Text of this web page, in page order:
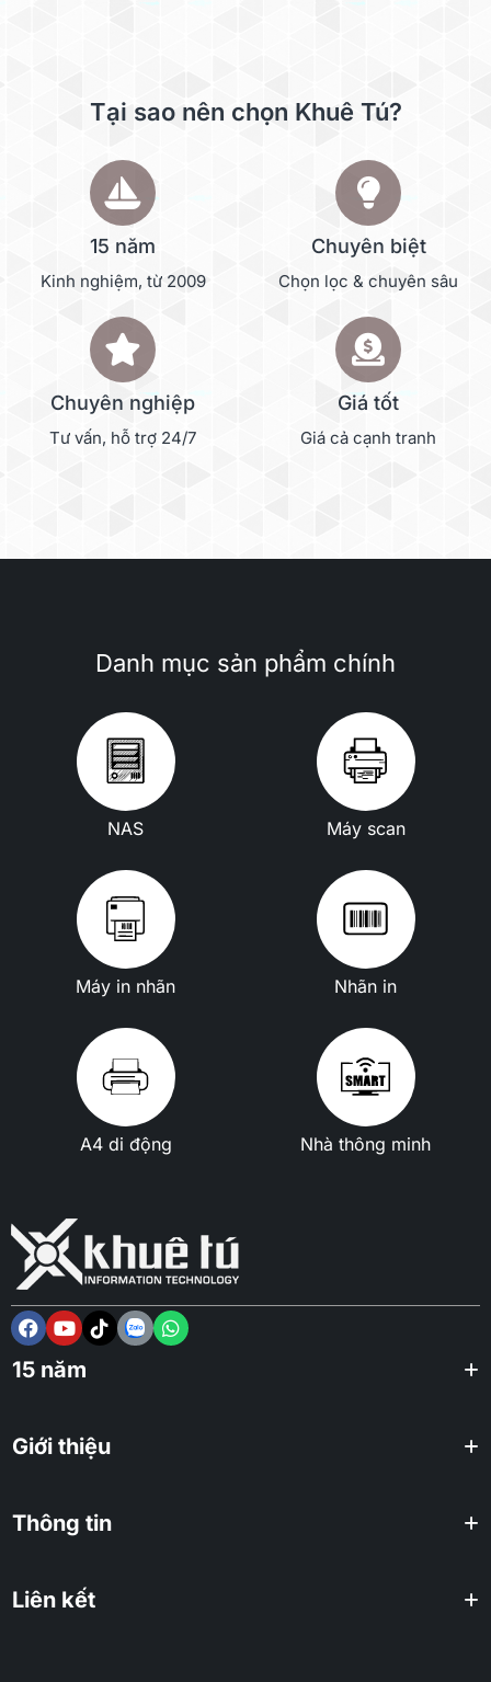
Tại sao nên chọn Khuê Tú?
15 năm
Kinh nghiệm, từ 2009
Chuyên biệt
Chọn lọc & chuyên sâu
Chuyên nghiệp
Tư vấn, hỗ trợ 24/7
Giá tốt
Giá cả cạnh tranh
Danh mục sản phẩm chính
NAS Máy scan
Máy in nhãn Nhãn in
A4 di động Nhà thông minh
15 năm
Giới thiệu
Thông tin
Liên kết